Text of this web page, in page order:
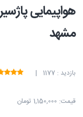
هواپیمایی
مشهد
بازدید : 1177 |
قیمت: 1,150,000 تومان